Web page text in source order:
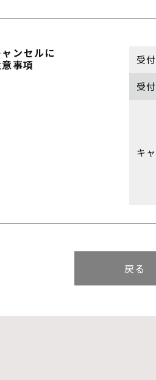
ンセルに
事項
受
受
キ
戻る